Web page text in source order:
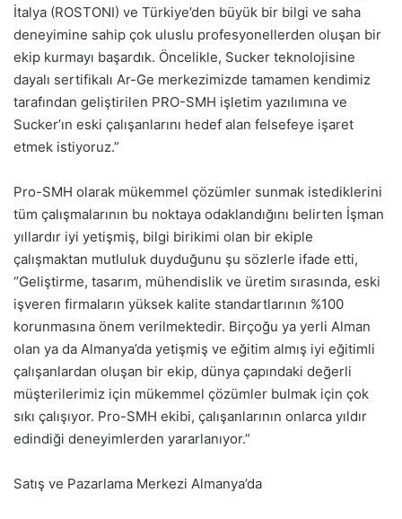
İtalya (ROSTONI) ve Türkiye’den büyük bir bilgi ve saha
deneyimine sahip çok uluslu profesyonellerden oluşan bir
ekip kurmayı başardık. Öncelikle, Sucker teknolojisine
dayalı sertifikalı Ar-Ge merkezimizde tamamen kendimiz
tarafından geliştirilen PRO-SMH işletim yazılımına ve
Sucker’ın eski çalışanlarını hedef alan felsefeye işaret
etmek istiyoruz.”
Pro-SMH olarak mükemmel çözümler sunmak istediklerini
tüm çalışmalarının bu noktaya odaklandığını belirten İşman
yıllardır iyi yetişmiş, bilgi birikimi olan bir ekiple
çalışmaktan mutluluk duyduğunu şu sözlerle ifade etti,
‘’Geliştirme, tasarım, mühendislik ve üretim sırasında, eski
işveren firmaların yüksek kalite standartlarının %100
korunmasına önem verilmektedir. Birçoğu ya yerli Alman
olan ya da Almanya’da yetişmiş ve eğitim almış iyi eğitimli
çalışanlardan oluşan bir ekip, dünya çapındaki değerli
müşterilerimiz için mükemmel çözümler bulmak için çok
sıkı çalışıyor. Pro-SMH ekibi, çalışanlarının onlarca yıldır
edindiği deneyimlerden yararlanıyor.”
Satış ve Pazarlama Merkezi Almanya’da